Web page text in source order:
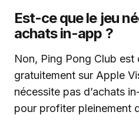
Est-ce que le jeu
achats in-app ?
Non, Ping Pong Club est
gratuitement sur Apple
nécessite pas d’achats
pour profiter pleinement